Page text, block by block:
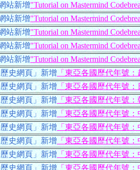
站新增"Tutorial on Mastermind
站新增"Tutorial on Mastermind
站新增"Tutorial on Mastermind
站新增"Tutorial on Mastermind
站新增"Tutorial on Mastermind
史網頁」新增 「東亞各國歷代年號：
史網頁」新增「東亞各國歷代年號：
史網頁」新增「東亞各國歷代年號：
史網頁」新增「東亞各國歷代年號：
史網頁」新增「東亞各國歷代年號：
史網頁」新增「東亞各國歷代年號：
史網頁」新增「東亞各國歷代年號：
史網頁」新增「東亞各國歷代年號：